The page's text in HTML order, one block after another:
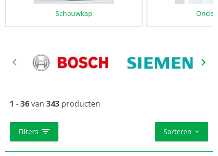
Schouwkap
1 -36van 343 producten
Filters Sorteren
Standaard
Al meer dan 50 jaar dé elektronicaspecialist
Complete montageservicevoor 249,-